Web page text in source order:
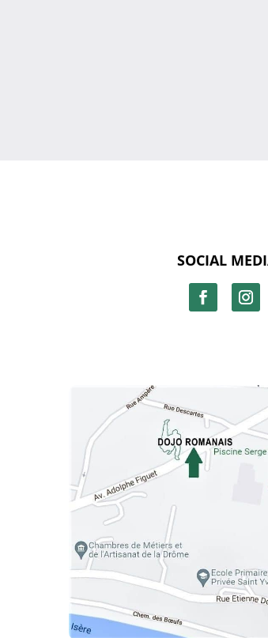
SOCIAL